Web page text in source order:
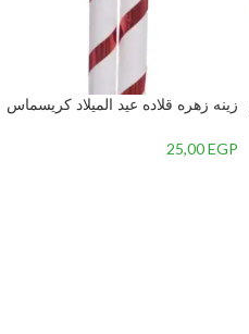
زينه زهره قلاده عيد الميلاد كريسماس
25,00EGP